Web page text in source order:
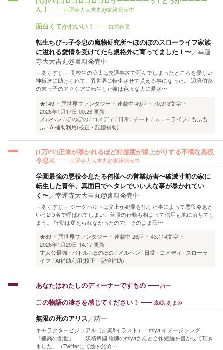
ん！
幸運寺大大吉丸@書籍発売中
面白くてかわいい！ 白蛇夜叉
転生ちびっ子令息の魔物研究所〜ほのぼのスローライフ家族
に溢れる愛情を受けてたら規格外に育ってました！〜／幸運
寺大大吉丸@書籍発売中
－あらすじ－ 高校生の涼太は交通事故で死んでしまったところを優しい
神様達に助けられて、異世界に転生させて貰える事になった。 辺境伯家
の末っ子のアクシアに転生した彼は色々な人に愛さ…
★149
異世界ファンタジー 連載中 49話
70,913文字
2026年1月17日 00:26 更新
メルヘン
ほのぼの コメディ 日常 チート スローライフ
もふも
ふ
AI補助利用(校正・記憶補助)
[1万PV]正体が暴かれるほど好感度が爆上がりする不憫な悪役
令息⚔️
幸運寺大大吉丸@書籍発売中
学園最強の悪役令息たる俺様への営業妨害〜破滅寸前の家に
転生した青年、真面目でヘタレでいい人な事が暴かれてい
く〜／幸運寺大大吉丸@書籍発売中
－あらすじ－ ジークハルトは父上が犯罪を犯した事によって悪役令息と
いう2つ名で呼ばれてしまい、普段の行動も相まって信用も地に落ちてし
まう。 行動は変えられなかったので、そのまま己…
★89
異世界ファンタジー 連載中 26話
43,114文字
2026年1月29日 14:17 更新
主人公最強 バトル ほのぼの メルヘン 日常 コメディ
スローラ
イフ
AI補助利用(校正・記憶補助)
あなたはわたしのディーナーですもの 詩一
この物語の凄さを感じてください！ 森嶋 あまみ
無限の死のアリス／詩一
キャラクタービジュアル（原案&イラスト）：miya イメージソング：
『孤高の創世』——妖精帝國 絵師のmiyaさんと合作短編を書かせて頂き
ました。（Twitterにて絵を紹介…